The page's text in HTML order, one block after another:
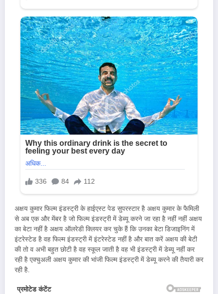
अक्षय कुमार फिल्म इंडस्ट्री के हाईएस्ट पेड सुपरस्टार है अक्षय कुमार के फैमिली
से अब एक और मेंबर है जो फिल्म इंडस्ट्री में डेब्यू करने जा रहा है नहीं नहीं अक्षय
का बेटा नहीं है अक्षय ऑलरेडी क्लियर कर चुके हैं कि उनका बेटा डिजाइनिंग में
इंटरेस्टेड है वह फिल्म इंडस्ट्री में इंटरेस्टेड नहीं है और बात करें अक्षय की बेटी
की तो व अभी बहुत छोटी है वह स्कूल जाती है वह भी इंडस्ट्री में डेब्यू नहीं कर
रही है एक्चुअली अक्षय कुमार की भांजी फिल्म इंडस्ट्री में डेब्यू करने की तैयारी कर
रही है.